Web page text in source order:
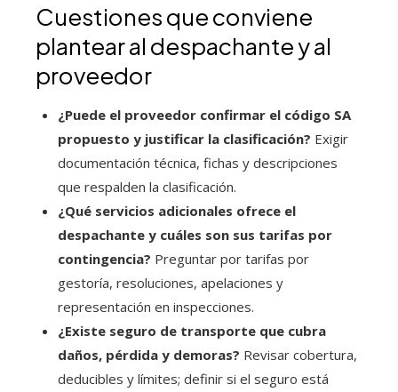
Cuestiones que conviene
plantear al despachante y al
proveedor
¿Puede el proveedor confirmar el código SA
propuesto y justificar la clasificación? Exigir
documentación técnica, fichas y descripciones
que respalden la clasificación.
¿Qué servicios adicionales ofrece el
despachante y cuáles son sus tarifas por
contingencia? Preguntar por tarifas por
gestoría, resoluciones, apelaciones y
representación en inspecciones.
¿Existe seguro de transporte que cubra
daños, pérdida y demoras? Revisar cobertura,
deducibles y límites; definir si el seguro está